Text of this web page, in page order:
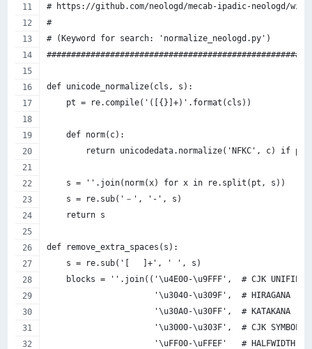
# https://github.com/neologd/mecab-ipadic-neologd/wiki/
#
# (Keyword for search: 'normalize_neologd.py')
def unicode_normalize(cls, s):
    pt = re.compile('([{}]+)'.format(cls))
    def norm(c):
return unicodedata.normalize('NFKC', c) if
    s = ''.join(norm(x) for x in re.split(pt, s))
    s = re.sub('－', '-', s)
    return s
def remove_extra_spaces(s):
    s = re.sub('[ 　]+', ' ', s)
blocks = ''.join(('\u4E00-\u9FFF',  # CJK UNIFIED
                      '\u3040-\u309F',  # HIRAGANA
                      '\u30A0-\u30FF',  # KATAKANA
'\u3000-\u303F',  # CJK SYMBOLS
'\uFF00-\uFFEF'   # HALFWIDTH